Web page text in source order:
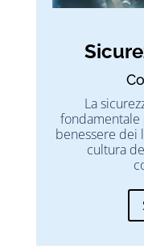
La
fondamentale
benessere dei
cultura